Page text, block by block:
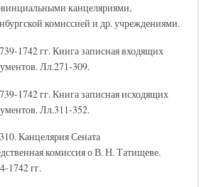
канцеляриями,
комиссией и др. учреждениями.
1742 гг. Книга записная входящих
Лл.271-309.
1742 гг. Книга записная исходящих
Лл.311-352.
Канцелярия Сената
комиссия о В. Н. Татищеве.
1742 гг.